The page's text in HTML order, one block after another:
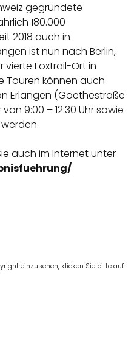
gegründete
180.000
2018 auch in
ist nun nach Berlin,
Foxtrail-Ort in
Touren können auch
Erlangen (Goethestraße
von 9:00 – 12:30 Uhr sowie
werden.
auch im Internet unter
einzusehen, klicken Sie bitte auf